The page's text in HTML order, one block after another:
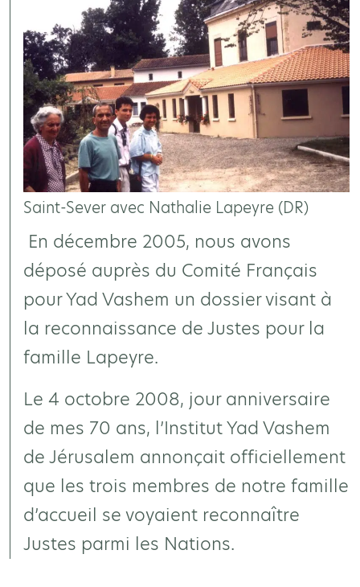
Saint-Sever avec Nathalie Lapeyre (DR)
En décembre 2005, nous avons
déposé auprès du Comité Français
pour Yad Vashem un dossier visant à
la reconnaissance de Justes pour la
famille Lapeyre.
Le 4 octobre 2008, jour anniversaire
de mes 70 ans, l’Institut Yad Vashem
de Jérusalem annonçait officiellement
que les trois membres de notre famille
d’accueil se voyaient reconnaître
Justes parmi les Nations.